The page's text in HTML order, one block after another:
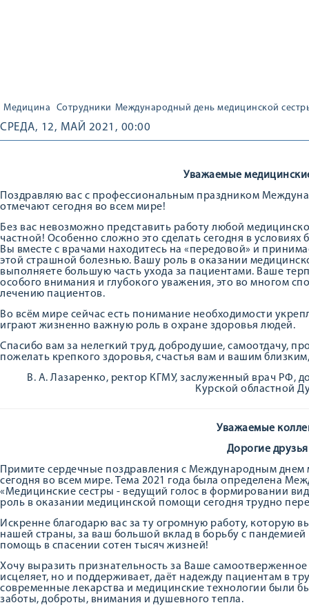
Медицина Сотрудники Международный день медицинской
СРЕДА, 12, МАЙ 2021, 00:00
Уважаемые
Поздравляю вас с профессиональным праздником
отмечают сегодня во всем мире!
Без вас невозможно представить работу любой
частной! Особенно сложно это сделать сегодня в
Вы вместе с врачами находитесь на «передовой» и
этой страшной болезнью. Вашу роль в оказании
выполняете большую часть ухода за пациентами. Ваше
особого внимания и глубокого уважения, это во многом
лечению пациентов.
Во всём мире сейчас есть понимание необходимости
играют жизненно важную роль в охране здоровья людей.
Спасибо вам за нелегкий труд, добродушие, самоотдачу,
пожелать крепкого здоровья, счастья вам и вашим
В. А. Лазаренко, ректор КГМУ, заслуженный врач РФ,
Курской областной
Уважаемые
Дорогие
Примите сердечные поздравления с Международным днем
сегодня во всем мире. Тема 2021 года была определена
«Медицинские сестры - ведущий голос в формировании
роль в оказании медицинской помощи сегодня трудно
Искренне благодарю вас за ту огромную работу, которую
нашей страны, за ваш большой вклад в борьбу с
помощь в спасении сотен тысяч жизней!
Хочу выразить признательность за Ваше
исцеляет, но и поддерживает, даёт надежду пациентам в
современные лекарства и медицинские технологии были
заботы, доброты, внимания и душевного тепла.